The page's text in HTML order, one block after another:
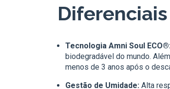
Tecnologia Amni Soul
biodegradável do mundo.
menos de 3 anos após o
Gestão de Umidade: Alta